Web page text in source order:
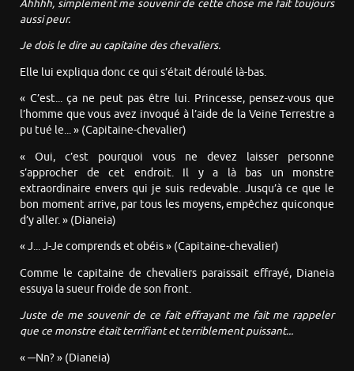
Ahhhh, simplement me souvenir de cette chose me fait toujours
aussi peur.
Je dois le dire au capitaine des chevaliers.
Elle lui expliqua donc ce qui s’était déroulé là-bas.
« C’est... ça ne peut pas être lui. Princesse, pensez-vous que
l’homme que vous avez invoqué à l’aide de la Veine Terrestre a
pu tué le... » (Capitaine-chevalier)
« Oui, c’est pourquoi vous ne devez laisser personne
s’approcher de cet endroit. Il y a là bas un monstre
extraordinaire envers qui je suis redevable. Jusqu’à ce que le
bon moment arrive, par tous les moyens, empêchez quiconque
d’y aller. » (Dianeia)
« J... J-Je comprends et obéis » (Capitaine-chevalier)
Comme le capitaine de chevaliers paraissait effrayé, Dianeia
essuya la sueur froide de son front.
Juste de me souvenir de ce fait effrayant me fait me rappeler
que ce monstre était terrifiant et terriblement puissant...
« ─Nn? » (Dianeia)